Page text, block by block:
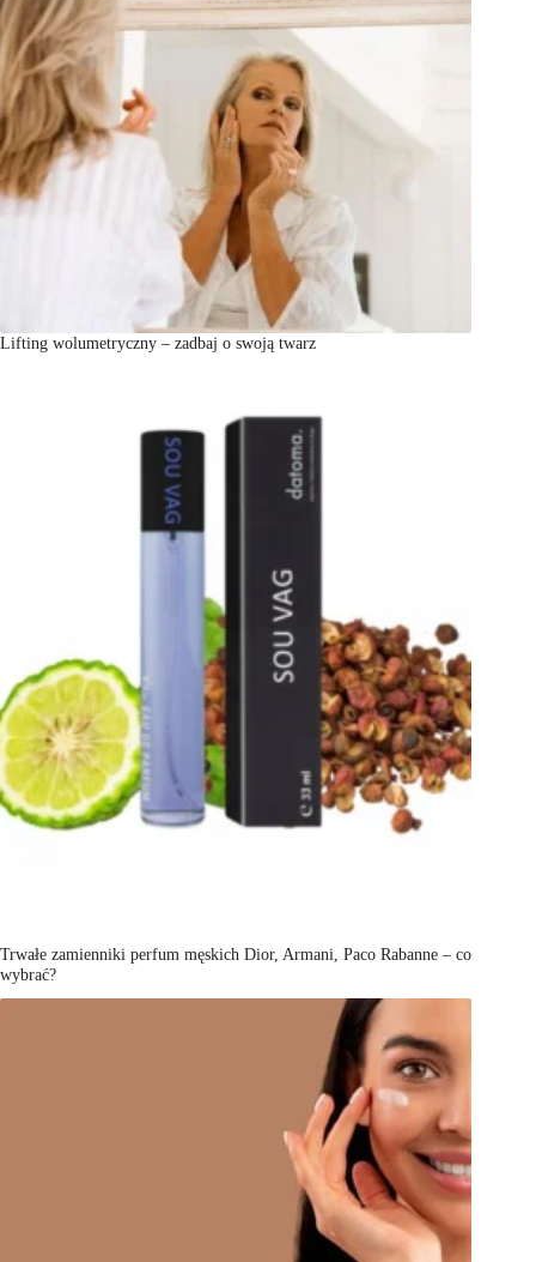
Lifting wolumetryczny – zadbaj o swoją twarz
Trwałe zamienniki perfum męskich Dior, Armani, Paco Rabanne – co
wybrać?